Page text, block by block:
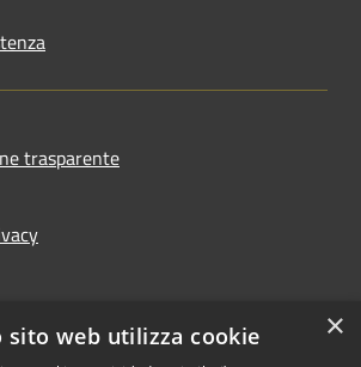
trasparente
del sito
×
sito web utilizza cookie